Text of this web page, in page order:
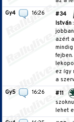
Gy4
16:26 #34
István
azért
ez így
a
Gy5
16:26 #11
lehet